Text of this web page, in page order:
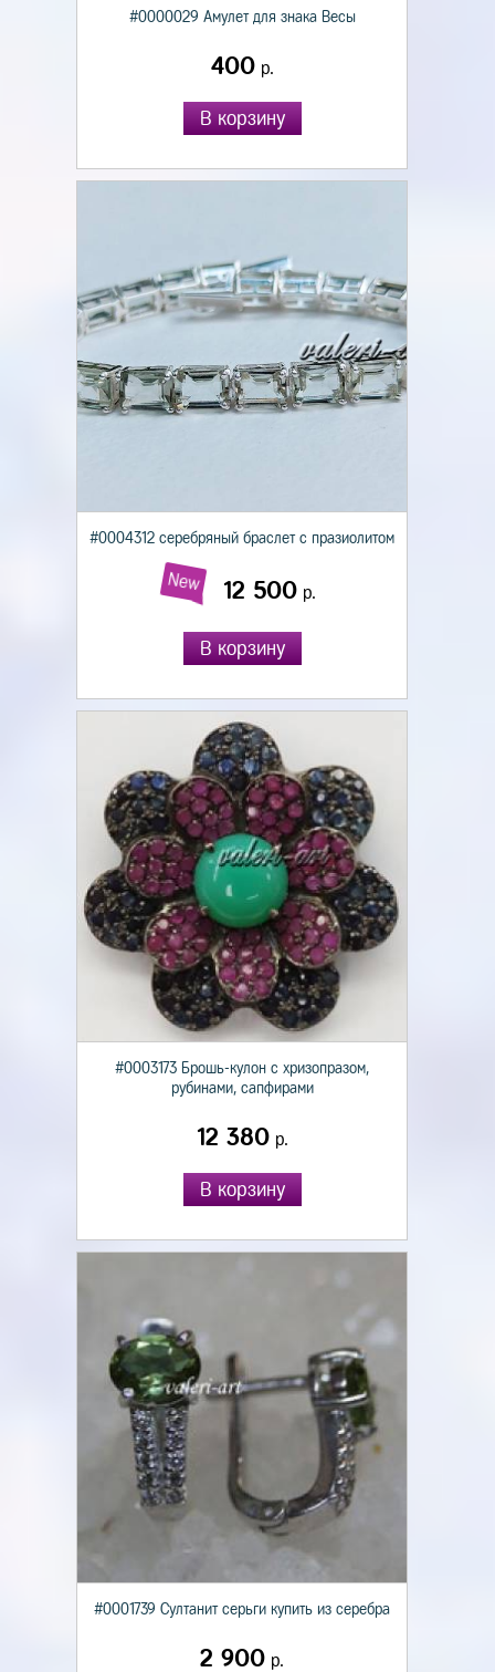
#0000029 Амулет для знака Весы
400р.
В корзину
#0004312 серебряный браслет с празиолитом
New 12 500 р.
В корзину
#0003173 Брошь-кулон с хризопразом,
рубинами, сапфирами
12 380р.
В корзину
#0001739 Султанит серьги купить из серебра
2 900 р.